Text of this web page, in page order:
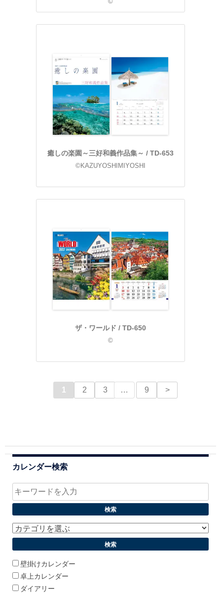
癒しの楽園～三好和義作品集～ / TD-653
©KAZUYOSHIMIYOSHI
ザ・ワールド / TD-650
©
1 2 3 … 9 >
カレンダー検索
壁掛けカレンダー
卓上カレンダー
ダイアリー